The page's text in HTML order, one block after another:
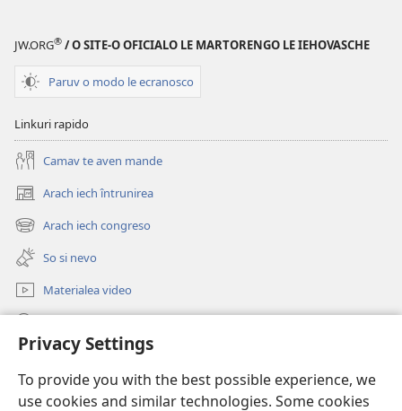
Privacy Settings
To provide you with the best possible experience, we
use cookies and similar technologies. Some cookies
o Regato
si
JW.ORG® / O SITE-O OFICIALO LE MARTORENGO LE IEHOVASCHE
Paruv o modo le ecranosco
Linkuri rapido
Camav te aven mande
Arach iech întrunirea
(opens
new
window)
Arach iech congreso
(opens
new
window)
So si nevo
Materialea video
(opens